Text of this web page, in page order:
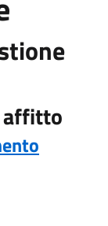
affitto